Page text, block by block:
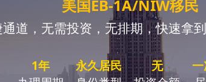
美国EB-1A/NIW移民
道，无需投资，无排期，快速拿
1年
永久居民
无